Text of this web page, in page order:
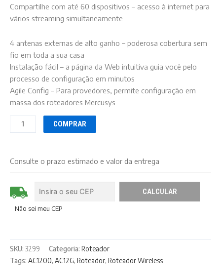
Compartilhe com até 60 dispositivos – acesso à internet para
vários streaming simultaneamente
4 antenas externas de alto ganho – poderosa cobertura sem
fio em toda a sua casa
Instalação fácil – a página da Web intuitiva guia você pelo
processo de configuração em minutos
Agile Config – Para provedores, permite configuração em
massa dos roteadores Mercusys
COMPRAR
Consulte o prazo estimado e valor da entrega
Não sei meu CEP
SKU: 3299 Categoria: Roteador
Tags: AC1200, AC12G, Roteador, Roteador Wireless